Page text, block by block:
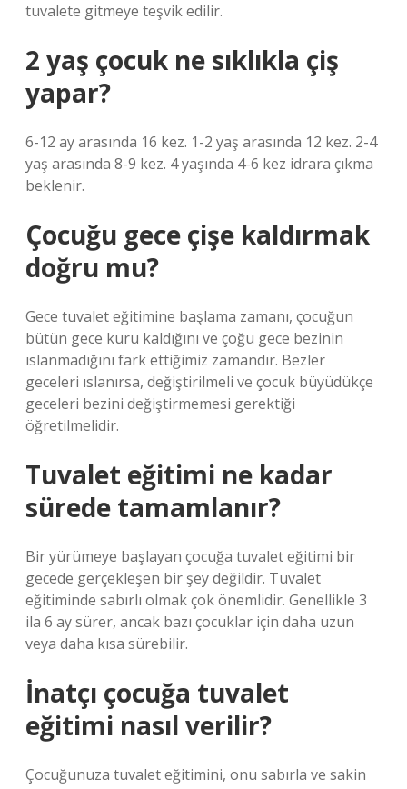
tuvalete gitmeye teşvik edilir.
2 yaş çocuk ne sıklıkla çiş
yapar?
6-12 ay arasında 16 kez. 1-2 yaş arasında 12 kez. 2-4
yaş arasında 8-9 kez. 4 yaşında 4-6 kez idrara çıkma
beklenir.
Çocuğu gece çişe kaldırmak
doğru mu?
Gece tuvalet eğitimine başlama zamanı, çocuğun
bütün gece kuru kaldığını ve çoğu gece bezinin
ıslanmadığını fark ettiğimiz zamandır. Bezler
geceleri ıslanırsa, değiştirilmeli ve çocuk büyüdükçe
geceleri bezini değiştirmemesi gerektiği
öğretilmelidir.
Tuvalet eğitimi ne kadar
sürede tamamlanır?
Bir yürümeye başlayan çocuğa tuvalet eğitimi bir
gecede gerçekleşen bir şey değildir. Tuvalet
eğitiminde sabırlı olmak çok önemlidir. Genellikle 3
ila 6 ay sürer, ancak bazı çocuklar için daha uzun
veya daha kısa sürebilir.
İnatçı çocuğa tuvalet
eğitimi nasıl verilir?
Çocuğunuza tuvalet eğitimini, onu sabırla ve sakin